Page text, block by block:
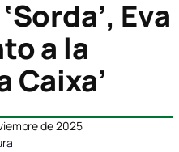
Eva
a la
Caixa’
de 2025